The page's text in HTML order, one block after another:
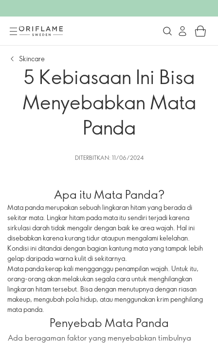
Skincare
5 Kebiasaan Ini Bisa
Menyebabkan Mata
Panda
DITERBITKAN: 11/06/2024
Apa itu Mata Panda?
Mata panda merupakan sebuah lingkaran hitam yang berada di
sekitar mata. Lingkar hitam pada mata itu sendiri terjadi karena
sirkulasi darah tidak mengalir dengan baik ke area wajah. Hal ini
disebabkan karena kurang tidur ataupun mengalami kelelahan.
Kondisi ini ditandai dengan bagian kantung mata yang tampak lebih
gelap daripada warna kulit di sekitarnya.
Mata panda kerap kali mengganggu penampilan wajah. Untuk itu,
orang-orang akan melakukan segala cara untuk menghilangkan
lingkaran hitam tersebut. Bisa dengan menutupnya dengan riasan
makeup, mengubah pola hidup, atau menggunakan krim penghilang
mata panda.
Penyebab Mata Panda
Ada beragaman faktor yang menyebabkan timbulnya